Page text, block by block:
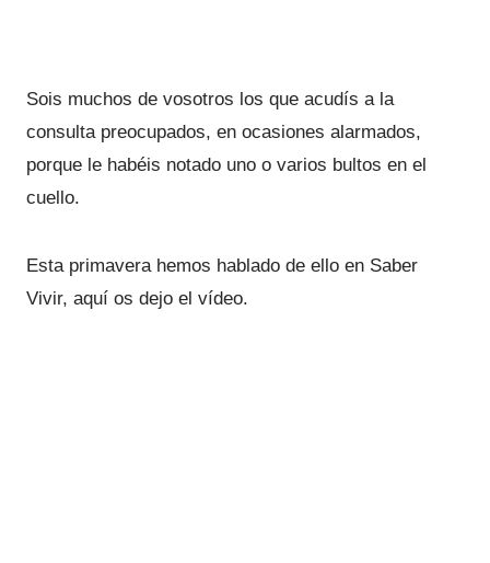
Sois muchos de vosotros los que acudís a la
consulta preocupados, en ocasiones alarmados,
porque le habéis notado uno o varios bultos en el
cuello.
Esta primavera hemos hablado de ello en Saber
Vivir, aquí os dejo el vídeo.